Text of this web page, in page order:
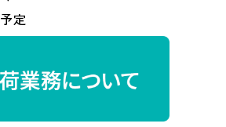
定